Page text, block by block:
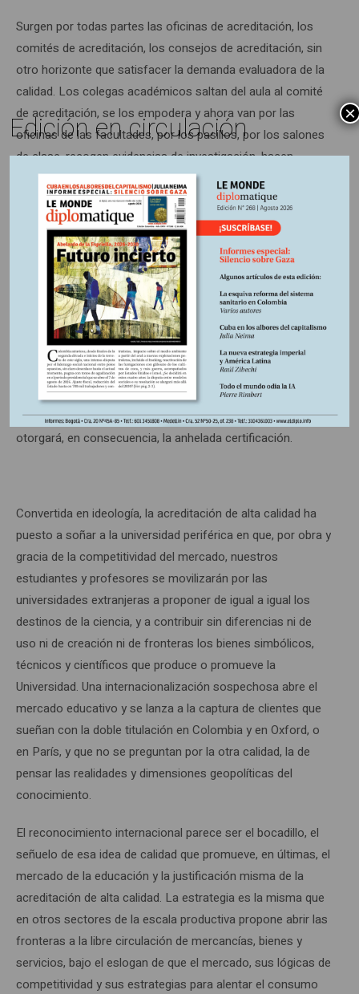
Surgen por todas partes las oficinas de acreditación, los
comités de acreditación, los consejos de acreditación, sin
otro horizonte que satisfacer la demanda evaluadora de la
calidad. Los colegas académicos saltan del aula al comité
de acreditación, se los empodera y ahora van por las
oficinas de las facultades, por los pasillos, por los salones
de clase, recogen evidencias de investigación, hacen
inventarios de las publicaciones de los docentes, actualizan
sus hojas de vida, acopian evidencias de flexibilidad
curricular, calculan los créditos académicos que definen la
formación de un profesional según un número limitado de
horas de docencia, revisan los resultados de los exámenes
ECAES (hoy remozados con el nuevo nombre de SABER
PRO) y los publican, orgullosos, como evidencia
contundente de calidad; hacen cuadros, llenan casillas,
responden uno a uno los factores, acopian los trescientos
y tantos indicadores de gestión de la calidad para asegurar
que no habrá fisuras, que el organismo censor de la
calidad, el Consejo Nacional de Acreditación (CNA)
otorgará, en consecuencia, la anhelada certificación.
Convertida en ideología, la acreditación de alta calidad ha
puesto a soñar a la universidad periférica en que, por obra y
gracia de la competitividad del mercado, nuestros
estudiantes y profesores se movilizarán por las
universidades extranjeras a proponer de igual a igual los
destinos de la ciencia, y a contribuir sin diferencias ni de
uso ni de creación ni de fronteras los bienes simbólicos,
técnicos y científicos que produce o promueve la
Universidad. Una internacionalización sospechosa abre el
mercado educativo y se lanza a la captura de clientes que
sueñan con la doble titulación en Colombia y en Oxford, o
en París, y que no se preguntan por la otra calidad, la de
pensar las realidades y dimensiones geopolíticas del
conocimiento.
El reconocimiento internacional parece ser el bocadillo, el
señuelo de esa idea de calidad que promueve, en últimas, el
mercado de la educación y la justificación misma de la
acreditación de alta calidad. La estrategia es la misma que
en otros sectores de la escala productiva propone abrir las
fronteras a la libre circulación de mercancías, bienes y
servicios, bajo el eslogan de que el mercado, sus lógicas de
competitividad y sus estrategias para alentar el consumo
Edición en circulación ×